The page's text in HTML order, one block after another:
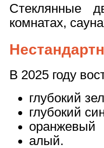
Стеклянные
комнатах,
В 2025 году
глубокий
глубокий
оранжевый
алый.